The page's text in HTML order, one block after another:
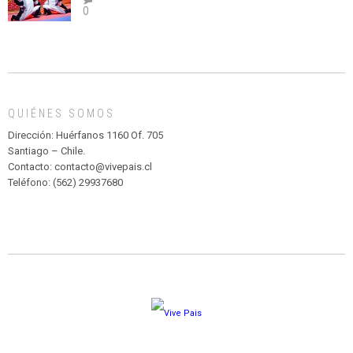
abuso”
Y
MADAGASCAR
PARQUE
HURATDO
0
QUIÉNES SOMOS
Dirección: Huérfanos 1160 Of. 705
Santiago – Chile.
Contacto: contacto@vivepais.cl
Teléfono: (562) 29937680